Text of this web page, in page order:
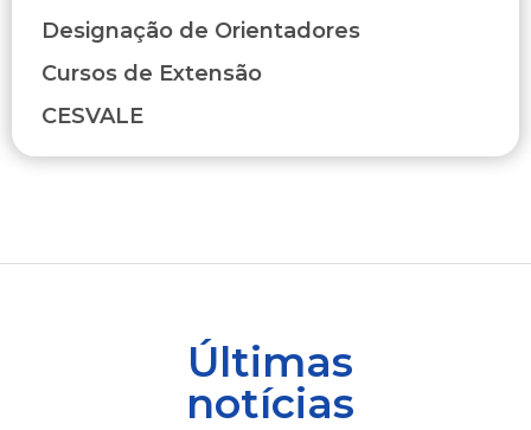
Designação de Orientadores
Cursos de Extensão
CESVALE
Últimas
notícias